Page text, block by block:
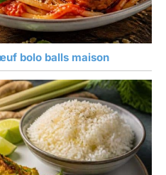
bolo balls maison